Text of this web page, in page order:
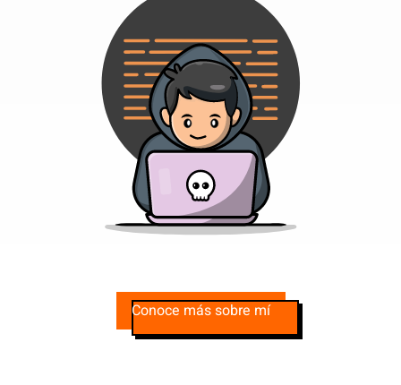
Conoce más sobre mí